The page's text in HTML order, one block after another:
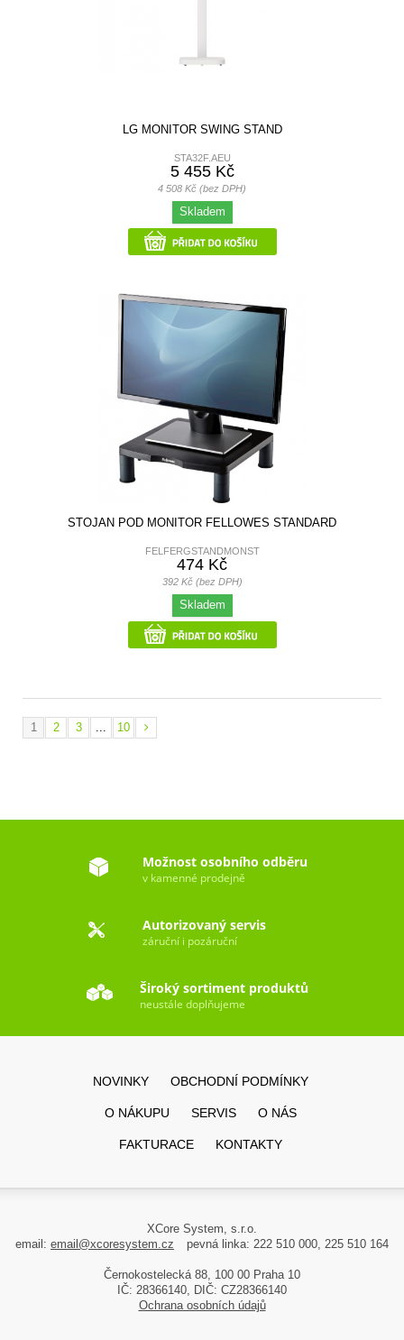
LG MONITOR SWING STAND
STA32F.AEU
5 455 Kč
4 508 Kč (bez DPH)
Skladem
STOJAN POD MONITOR FELLOWES STANDARD
FELFERGSTANDMONST
474 Kč
392 Kč (bez DPH)
Skladem
1 2 3 ... 10
Možnost osobního odběru
v kamenné prodejně
Autorizovaný servis
záruční i pozáruční
Široký sortiment produktů
neustále doplňujeme
NOVINKY OBCHODNÍ PODMÍNKY
O NÁKUPU SERVIS O NÁS
FAKTURACE KONTAKTY
XCore System, s.r.o.
email: email@xcoresystem.cz pevná linka: 222 510 000, 225 510 164
Černokostelecká 88, 100 00 Praha 10
IČ: 28366140, DIČ: CZ28366140
Ochrana osobních údajů